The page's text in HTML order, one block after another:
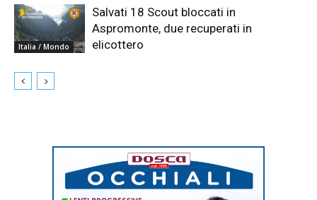
Italia / Mondo
Salvati 18 Scout bloccati in
Aspromonte, due recuperati in
elicottero